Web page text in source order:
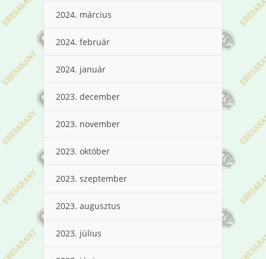
2024. március
2024. február
2024. január
2023. december
2023. november
2023. október
2023. szeptember
2023. augusztus
2023. július